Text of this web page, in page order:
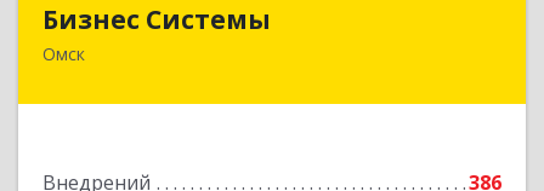
Бизнес Системы
Омск
Внедрений
386
644024, Омская обл, Омск г, Т.К.Щербанева ул,